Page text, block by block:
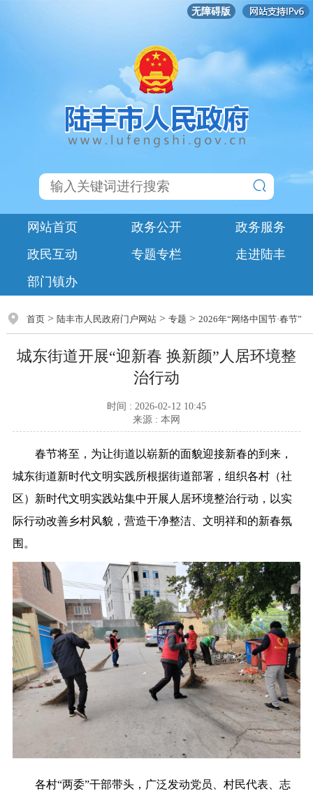
无障碍版
网站首页 政务公开
政务服务
政民互动
专题专栏
走进陆丰
部门镇办
首页> 陆丰市人民政府门户网站> 专题 > 2026年“网络中国节·春节”
城东街道开展“迎新春 换新颜”人居环境整
治行动
时间 : 2026-02-12 10:45
来源 : 本网
春节将至，为让街道以崭新的面貌迎接新春的到来，
城东街道新时代文明实践所根据街道部署，组织各村（社
区）新时代文明实践站集中开展人居环境整治行动，以实
际行动改善乡村风貌，营造干净整洁、文明祥和的新春氛
围。
各村“两委”干部带头，广泛发动党员、村民代表、志